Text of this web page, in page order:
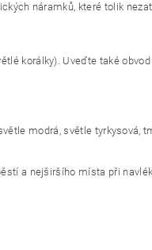
náramků, které tolik
korálky). Uveďte také o
modrá, světle tyrkysová,
a nejširšího místa při